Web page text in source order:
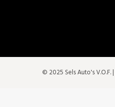
© 2025 Sels Auto's V.O.F. |